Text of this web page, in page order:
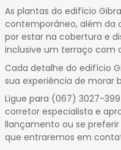
25
26
27
28
29
30
31
32
33
34
As plantas do edifício
contemporâneo, além da
por estar na cobertura e
inclusive um terraço com
Cada detalhe do edifício
sua experiência de morar
Ligue para (067) 3027-
corretor especialista e
llançamento ou se
que entraremos em